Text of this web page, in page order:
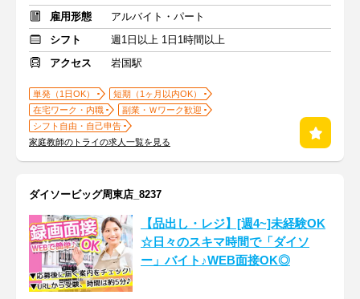
雇用形態
アルバイト・パート
シフト
週1日以上 1日1時間以上
アクセス
岩国駅
単発（1日OK）
短期（1ヶ月以内OK）
在宅ワーク・内職
副業・Ｗワーク歓迎
シフト自由・自己申告
家庭教師のトライの求人一覧を見る
ダイソービッグ周東店_8237
【品出し・レジ】[週4~]未経験OK
☆日々のスキマ時間で「ダイソ
ー」バイト♪WEB面接OK◎